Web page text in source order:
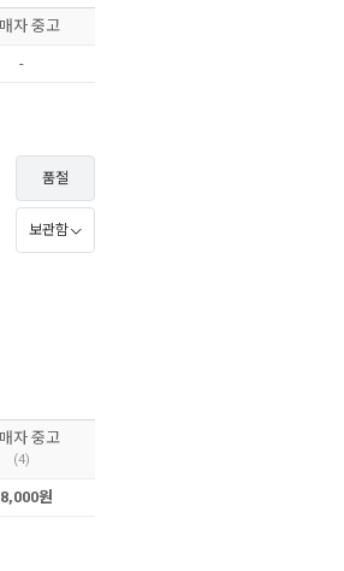
자 중고
-
품절
보관함
자 중고
(4)
원